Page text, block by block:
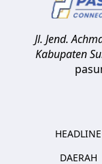
Jl. Jend.
Kabupaten
HEADLINE
DAERAH